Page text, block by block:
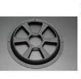
布布布爾4.2回路基板
の忠实度M 38は5 W
の機能付プレトを持
っています。